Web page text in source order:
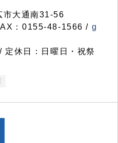
大通南31-56
：0155-48-1566 / g
休日：日曜日・祝祭